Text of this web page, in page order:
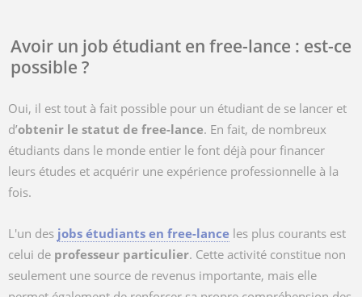
Avoir un job étudiant en free-lance : est-ce
possible ?
Oui, il est tout à fait possible pour un étudiant de se lancer et
d’obtenir le statut de free-lance. En fait, de nombreux
étudiants dans le monde entier le font déjà pour financer
leurs études et acquérir une expérience professionnelle à la
fois.
L'un des jobs étudiants en free-lance les plus courants est
celui de professeur particulier. Cette activité constitue non
seulement une source de revenus importante, mais elle